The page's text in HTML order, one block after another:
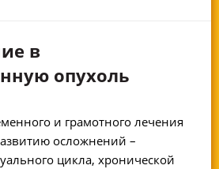
в
опухоль
и грамотного лечения
осложнений –
цикла, хронической